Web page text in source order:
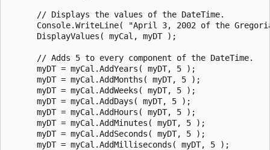
      // Displays the values of the DateTime.
Console.WriteLine( "April 3, 2002 of the
      DisplayValues( myCal, myDT );
      // Adds 5 to every component of the DateTime.
      myDT = myCal.AddYears( myDT, 5 );
      myDT = myCal.AddMonths( myDT, 5 );
      myDT = myCal.AddWeeks( myDT, 5 );
      myDT = myCal.AddDays( myDT, 5 );
      myDT = myCal.AddHours( myDT, 5 );
      myDT = myCal.AddMinutes( myDT, 5 );
      myDT = myCal.AddSeconds( myDT, 5 );
      myDT = myCal.AddMilliseconds( myDT, 5 );